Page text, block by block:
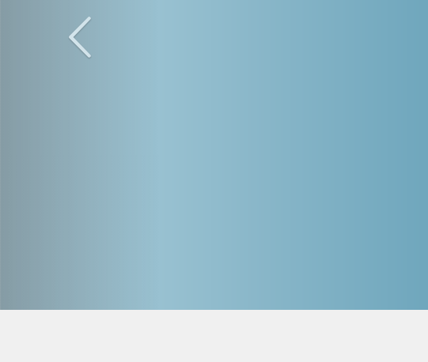
collèges et